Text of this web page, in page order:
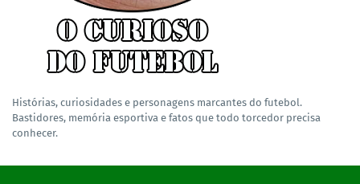
Histórias, curiosidades e personagens marcantes do futebol.
Bastidores, memória esportiva e fatos que todo torcedor precisa
conhecer.